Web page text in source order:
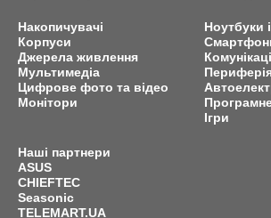
Накопичувачі
Корпуси
Джерела живлення
Мультимедіа
Цифрове фото та відео
Монітори
Ноутбуки
Ігри
Наші партнери
ASUS
CHIEFTEC
Seasonic
TELEMART.UA